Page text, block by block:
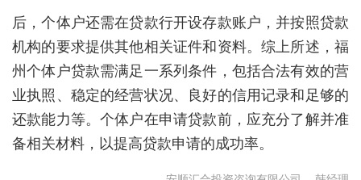
后，个体户还需在贷款行开设存款账户，并按照贷款
机构的要求提供其他相关证件和资料。综上所述，福
州个体户贷款需满足一系列条件，包括合法有效的营
业执照、稳定的经营状况、良好的信用记录和足够的
还款能力等。个体户在申请贷款前，应充分了解并准
备相关材料，以提高贷款申请的成功率。